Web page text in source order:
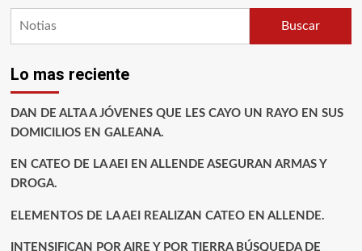
Buscar
Lo mas reciente
DAN DE ALTA A JÓVENES QUE LES CAYO UN RAYO EN SUS
DOMICILIOS EN GALEANA.
EN CATEO DE LA AEI EN ALLENDE ASEGURAN ARMAS Y
DROGA.
ELEMENTOS DE LA AEI REALIZAN CATEO EN ALLENDE.
INTENSIFICAN POR AIRE Y POR TIERRA BÚSQUEDA DE